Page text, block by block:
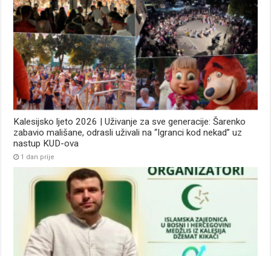
Kalesijsko ljeto 2026 | Uživanje za sve generacije: Šarenko
zabavio mališane, odrasli uživali na “Igranci kod nekad” uz
nastup KUD-ova
1 dan prije